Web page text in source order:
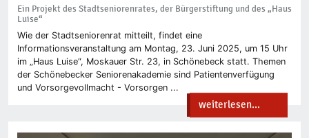
Ein Projekt des Stadtseniorenrates, der Bürgerstiftung und des „Haus
Luise“
Wie der Stadtseniorenrat mitteilt, findet eine
Informationsveranstaltung am Montag, 23. Juni 2025, um 15 Uhr
im „Haus Luise“, Moskauer Str. 23, in Schönebeck statt. Themen
der Schönebecker Seniorenakademie sind Patientenverfügung
und Vorsorgevollmacht - Vorsorgen ...
weiterlesen...